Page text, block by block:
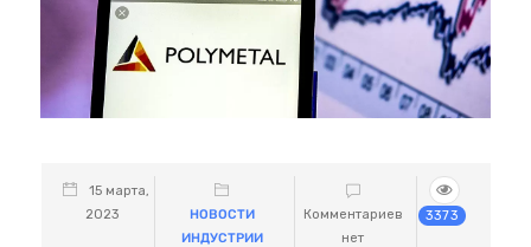
15 марта,
2023
НОВОСТИ
ИНДУСТРИИ
Комментариев
нет
3373